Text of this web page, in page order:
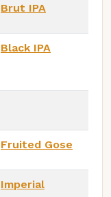
Brut IPA
Black IPA
Fruited Gose
Imperial